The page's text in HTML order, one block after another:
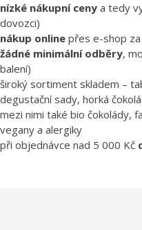
nízké nákupní ceny a tedy
dovozci)
nákup online přes e-shop za
žádné minimální odběry,
balení)
široký sortiment skladem –
degustační sady, horká
mezi nimi také bio čokolády,
vegany a alergiky
při objednávce nad 5 000 Kč